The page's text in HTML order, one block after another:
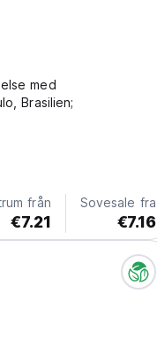
med
Brasilien;
från
€7.21
Sovesale fra
€7.16